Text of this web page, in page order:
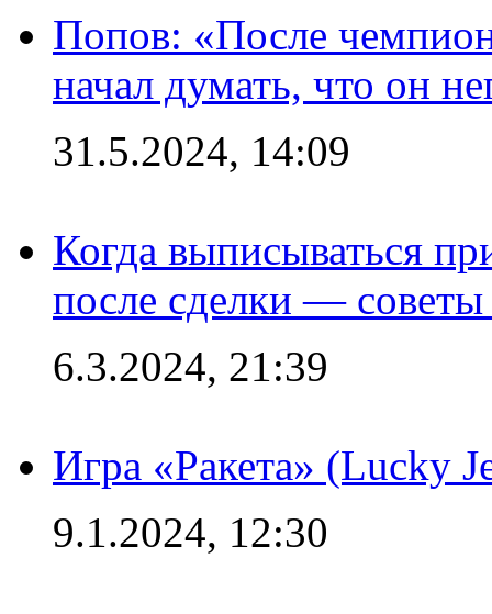
Попов: «После
начал думать, что он
31.5.2024, 14:09
Когда выписываться
после сделки —
6.3.2024, 21:39
Игра «Ракета» (Lucky
9.1.2024, 12:30